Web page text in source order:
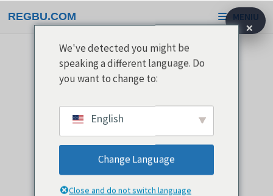
prie
REGBU.COM MENIU
×
We've detected you might be
speaking a different language. Do
you want to change to:
English
Change Language
Close and do not switch language